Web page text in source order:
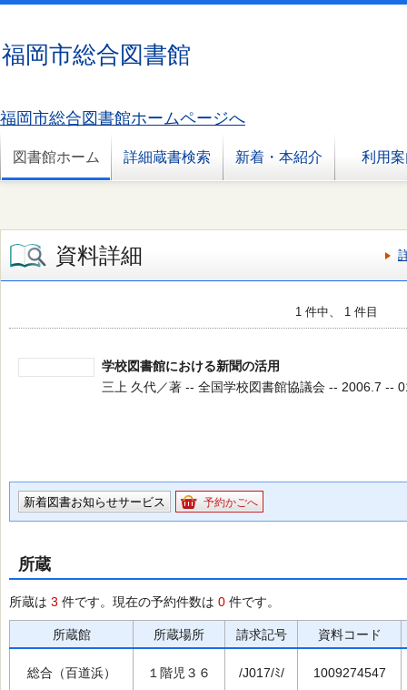
福岡市総合図書館
福岡市総合図書館ホームページへ
図書館ホーム 詳細蔵書検索 新着・本紹介 利用
資料詳細
1 件中、 1 件目
学校図書館における新聞の活用
三上 久代／著 -- 全国学校図書館協議会 -- 2006.7 --
新着図書お知らせサービス 予約かごへ
所蔵
所蔵は 3 件です。現在の予約件数は 0 件です。
所蔵館 所蔵場所 請求記号 資料コード
総合（百道浜） １階児３６ /J017/ﾐ/ 1009274547